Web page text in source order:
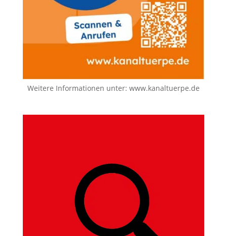
Weitere Informationen unter: www.kanaltuerpe.de